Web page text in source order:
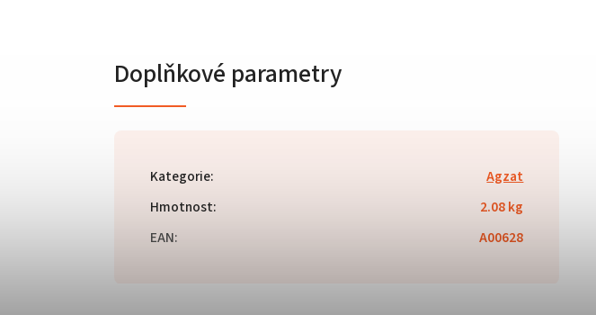
Doplňkové parametry
Kategorie:
Agzat
Hmotnost:
2.08 kg
EAN: A00628